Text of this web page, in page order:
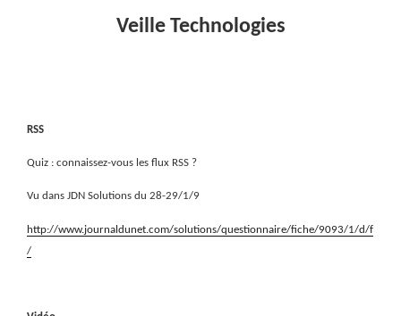
Veille Technologies
RSS
Quiz : connaissez-vous les flux RSS ?
Vu dans JDN Solutions du 28-29/1/9
http://www.journaldunet.com/solutions/questionnaire/fiche/9093/1/d/f
/